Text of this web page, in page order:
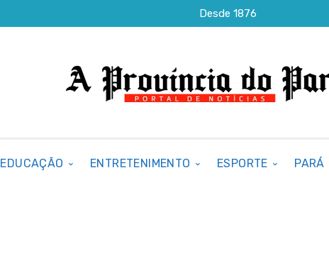
Desde 1876
EDUCAÇÃO ENTRETENIMENTO ESPORTE PARÁ